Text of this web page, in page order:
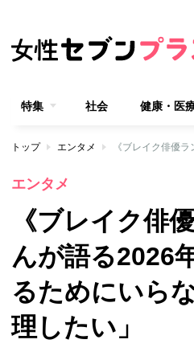
特集 社会 健康・医
トップ エンタメ
エンタメ
《ブレイク俳
んが語る2026
るためにいら
理したい」